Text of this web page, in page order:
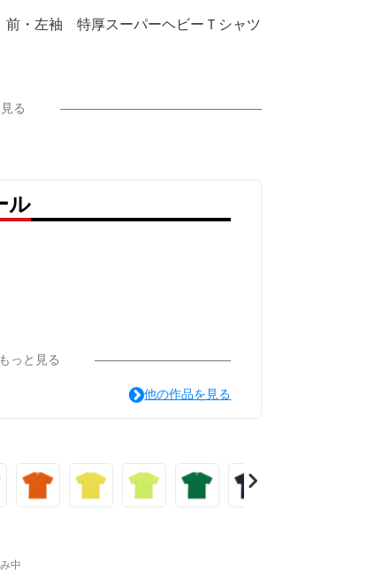
前・左袖 特厚スーパーヘビーＴシャツ
ッホ
オンスとなっていて、半袖Tシャツの
で、
る
ル
もっと見る
他の作品を見る